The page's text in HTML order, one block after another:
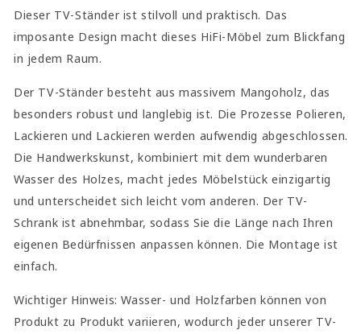
Dieser TV-Ständer ist stilvoll und praktisch. Das
imposante Design macht dieses HiFi-Möbel zum Blickfang
in jedem Raum.
Der TV-Ständer besteht aus massivem Mangoholz, das
besonders robust und langlebig ist. Die Prozesse Polieren,
Lackieren und Lackieren werden aufwendig abgeschlossen.
Die Handwerkskunst, kombiniert mit dem wunderbaren
Wasser des Holzes, macht jedes Möbelstück einzigartig
und unterscheidet sich leicht vom anderen. Der TV-
Schrank ist abnehmbar, sodass Sie die Länge nach Ihren
eigenen Bedürfnissen anpassen können. Die Montage ist
einfach.
Wichtiger Hinweis: Wasser- und Holzfarben können von
Produkt zu Produkt variieren, wodurch jeder unserer TV-